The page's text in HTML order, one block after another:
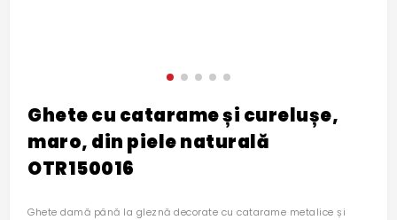
Ghete cu catarame și curelușe,
maro, din piele naturală
OTR150016
Ghete damă până la gleznă decorate cu catarame metalice și